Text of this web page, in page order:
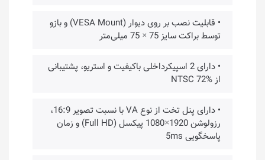
• قابلیت نصب بر روی دیوار (VESA Mount) و بازو
توسط براکت سایز 75 × 75 میلی‌متر
• دارای 2 اسپیکرداخلی باکیفیت و استریو، پشتیبانی
از NTSC 72%
• دارای پنل تخت از نوع VA با نسبت تصویر 16:9،
رزولوشن 1920×1080 پیکسل (Full HD) و زمان
پاسخگویی 5ms